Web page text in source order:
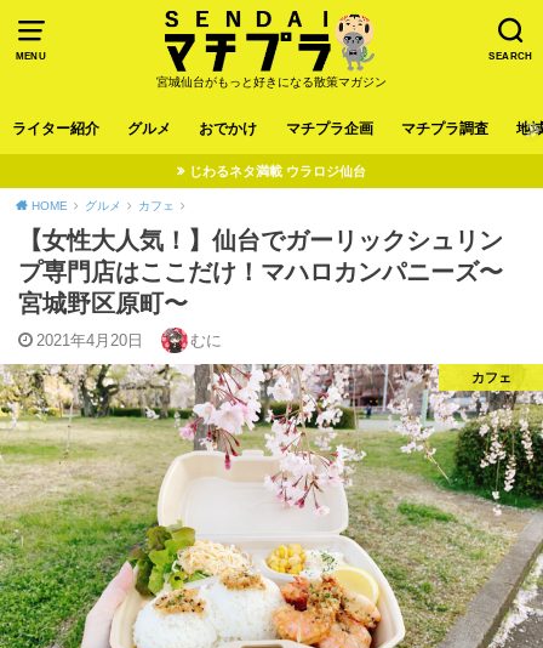
MENU SEARCH
宮城仙台がもっと好きになる散策マガジン
ライター紹介 グルメ おでかけ マチプラ企画 マチプラ調査 地
じわるネタ満載 ウラロジ仙台
HOME グルメ カフェ
【女性大人気！】仙台でガーリックシュリン
プ専門店はここだけ！マハロカンパニーズ〜
宮城野区原町〜
2021年4月20日 むに
カフェ